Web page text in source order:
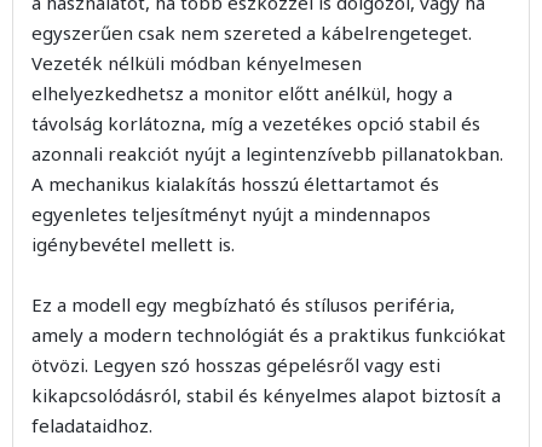
egyszerűen csak nem szereted a kábelrengeteget.
Vezeték nélküli módban kényelmesen
elhelyezkedhetsz a monitor előtt anélkül, hogy a
távolság korlátozna, míg a vezetékes opció stabil és
azonnali reakciót nyújt a legintenzívebb pillanatokban.
A mechanikus kialakítás hosszú élettartamot és
egyenletes teljesítményt nyújt a mindennapos
igénybevétel mellett is.
Ez a modell egy megbízható és stílusos periféria,
amely a modern technológiát és a praktikus funkciókat
ötvözi. Legyen szó hosszas gépelésről vagy esti
kikapcsolódásról, stabil és kényelmes alapot biztosít a
feladataidhoz.